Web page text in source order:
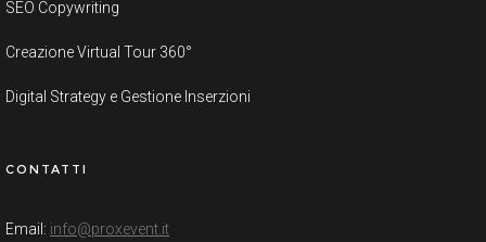
SEO Copywriting
Creazione Virtual Tour 360°
Digital Strategy e Gestione Inserzioni
CONTATTI
Email: info@proxevent.it